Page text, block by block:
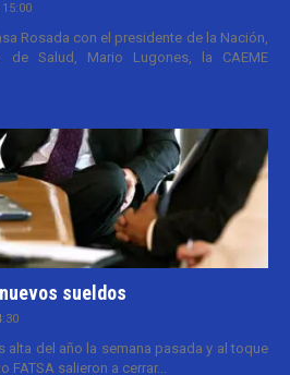
Rosada con el presidente de la Nación,
Salud, Mario Lugones, la CAEME
sueldos
alta del año la semana pasada y al toque
FATSA salieron a cerrar...